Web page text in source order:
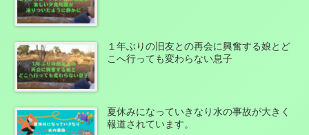
１年ぶりの旧友との再会に興奮する娘とど
こへ行っても変わらない息子
夏休みになっていきなり水の事故が大きく
報道されています。